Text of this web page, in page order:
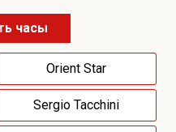
часы
Orient Star
Sergio Tacchini